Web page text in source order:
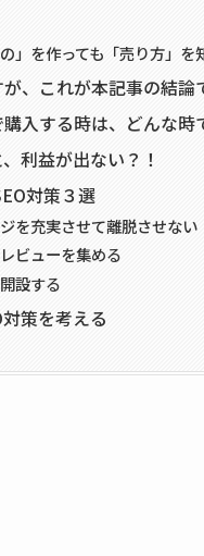
の」を作っても「売り方」
、これが本記事の結論
入する時は、どんな時
利益が出ない？！
対策３選
を充実させて離脱させない
ビューを集める
設する
策を考える